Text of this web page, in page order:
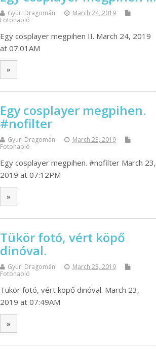
Gyuri Dragomán
March 24, 2019
Fotonapló
Egy cosplayer megpihen II. March 24, 2019
at 07:01AM
»
Egy cosplayer megpihen.
#nofilter
Gyuri Dragomán
March 23, 2019
Fotonapló
Egy cosplayer megpihen. #nofilter March 23,
2019 at 07:12PM
»
Tükör fotó, vért köpő
dinóval.
Gyuri Dragomán
March 23, 2019
Fotonapló
Tükör fotó, vért köpő dinóval. March 23,
2019 at 07:49AM
»